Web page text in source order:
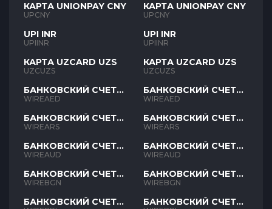
КАРТА UNIONPAY CNY
UPCNY
UPI INR
UPIINR
КАРТА UZCARD UZS
UZCUZS
БАНКОВСКИЙ СЧЕТ
AED
WIREAED
БАНКОВСКИЙ СЧЕТ
ARS
WIREARS
БАНКОВСКИЙ СЧЕТ
AUD
WIREAUD
БАНКОВСКИЙ СЧЕТ
BGN
WIREBGN
БАНКОВСКИЙ СЧЕТ
КАРТА UNIONPAY CNY
UPCNY
UPI INR
UPIINR
КАРТА UZCARD UZS
UZCUZS
БАНКОВСКИЙ СЧЕТ
AED
WIREAED
БАНКОВСКИЙ СЧЕТ
ARS
WIREARS
БАНКОВСКИЙ СЧЕТ
AUD
WIREAUD
БАНКОВСКИЙ СЧЕТ
BGN
WIREBGN
БАНКОВСКИЙ СЧЕТ